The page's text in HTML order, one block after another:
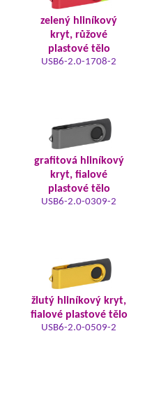
zelený hliníkový
kryt, růžové
plastové tělo
USB6-2.0-1708-2
grafitová hliníkový
kryt, fialové
plastové tělo
USB6-2.0-0309-2
žlutý hliníkový kryt,
fialové plastové tělo
USB6-2.0-0509-2